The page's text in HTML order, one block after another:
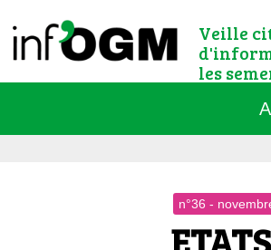
Veille
les
n°36 -